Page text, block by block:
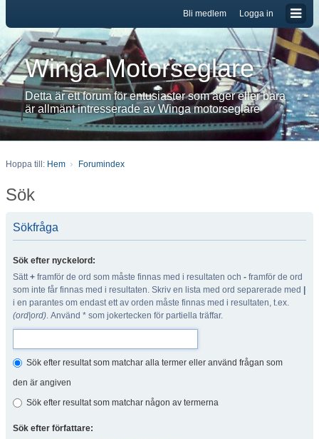
Logga in
Bli medlem
Winga Motorseglare
Detta är ett forum för entusiaster som äger eller bara
är allmänt intresserade av Winga motorseglare
Hoppa till: Hem Forumindex
Sök
Sökfråga
Sök efter nyckelord:
Sätt+ framför de ord som måste finnas med i resultaten och - framför de ord
som inte får finnas med i resultaten. Skriv en lista med ord separerade med
i en parantes om endast ett av orden måste finnas med i resultaten, t.ex.
(ord|ord). Använd * som jokertecken för partiella träffar.
Sök efter resultat som matchar alla termer eller använd frågan som
den är angiven
Sök efter resultat som matchar någon av termerna
Sök efter författare: